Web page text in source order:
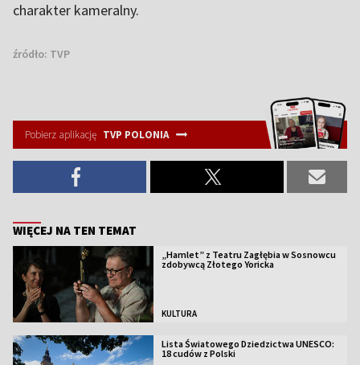
charakter kameralny.
źródło: TVP
Pobierz aplikację TVP POLONIA
WIĘCEJ NA TEN TEMAT
„Hamlet” z Teatru Zagłębia w Sosnowcu
zdobywcą Złotego Yoricka
KULTURA
Lista Światowego Dziedzictwa UNESCO:
18 cudów z Polski